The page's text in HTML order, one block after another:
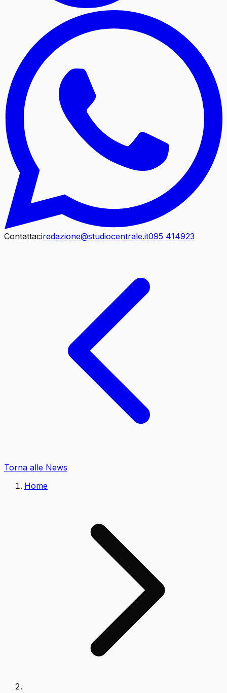
Contattaciredazione@studiocentrale.it095 414923
Torna alle News
Home